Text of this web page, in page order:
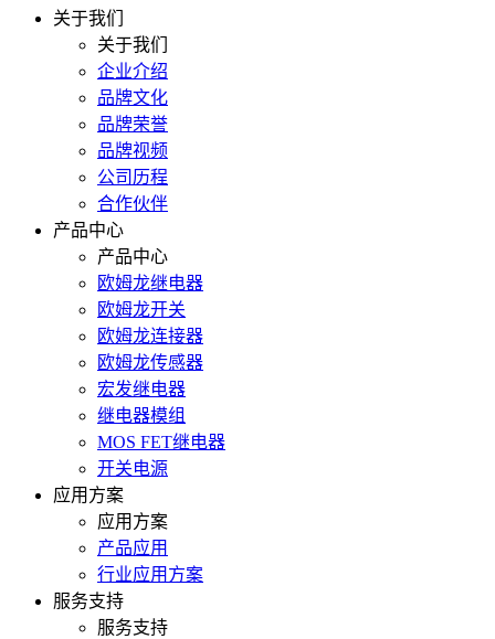
关于我们
关于我们
企业介绍
品牌文化
品牌荣誉
品牌视频
公司历程
合作伙伴
产品中心
产品中心
欧姆龙继电器
欧姆龙开关
欧姆龙连接器
欧姆龙传感器
宏发继电器
继电器模组
MOS FET继电器
开关电源
应用方案
应用方案
产品应用
行业应用方案
服务支持
服务支持